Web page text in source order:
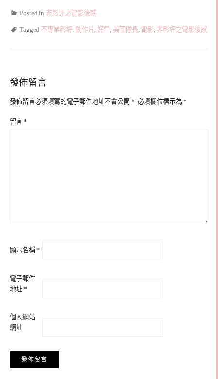
Posted in 非影評之電影後感
Tagged 不專業影評, 動作片 , 好雷, 美國隊長, 電影, 非影評之電影後感
發佈留言
發佈留言必須填寫的電子郵件地址不會公開。 必填欄位標示為 *
留言 *
顯示名稱 *
電子郵件
地址 *
個人網站
網址